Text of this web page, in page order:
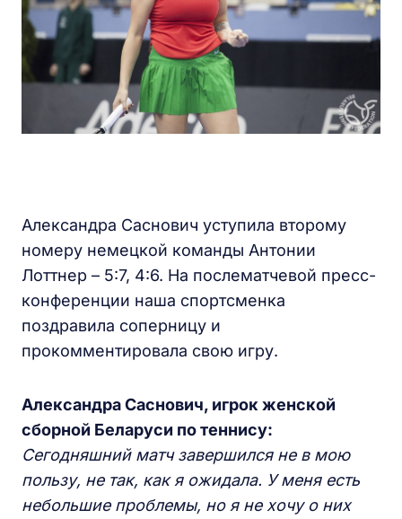
Александра Саснович уступила второму
номеру немецкой команды Антонии
Лоттнер – 5:7, 4:6. На послематчевой пресс-
конференции наша спортсменка
поздравила соперницу и
прокомментировала свою игру.
Александра Саснович, игрок женской
сборной Беларуси по теннису:
Сегодняшний матч завершился не в мою
пользу, не так, как я ожидала. У меня есть
небольшие проблемы, но я не хочу о них